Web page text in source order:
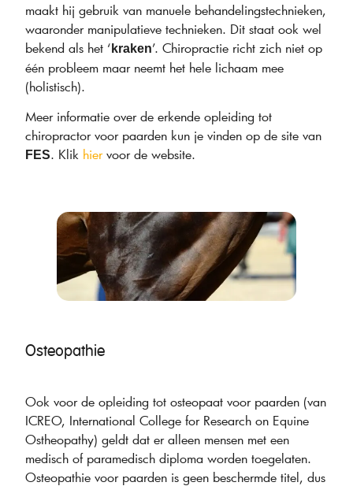
maakt hij gebruik van manuele behandelingstechnieken,
waaronder manipulatieve technieken. Dit staat ook wel
bekend als het ‘ kraken’. Chiropractie richt zich niet op
één probleem maar neemt het hele lichaam mee
(holistisch).
Meer informatie over de erkende opleiding tot
chiropractor voor paarden kun je vinden op de site van
FES. Klik hiervoor de website.
Osteopathie
Ook voor de opleiding tot osteopaat voor paarden (van
ICREO, International College for Research on Equine
Ostheopathy) geldt dat er alleen mensen met een
medisch of paramedisch diploma worden toegelaten.
Osteopathie voor paarden is geen beschermde titel, dus